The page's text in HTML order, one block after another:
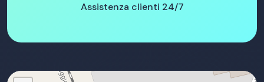
Assistenza clienti 24/7